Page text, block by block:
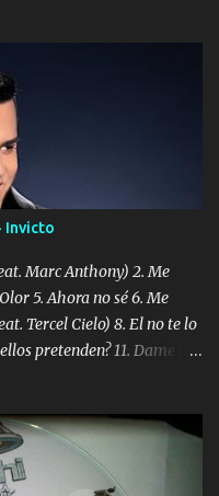
Invicto
Marc Anthony) 2. Me
5. Ahora no sé 6. Me
Tercel Cielo) 8. El no te lo
pretenden? 11. Dame la
Nota:
in formato iTunes Plus
vostra per il